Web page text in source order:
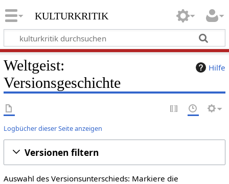
kulturkritik
Hilfe
Weltgeist:
Versionsgeschichte
Logbücher dieser Seite anzeigen
Versionen filtern
Auswahl des Versionsunterschieds: Markiere die